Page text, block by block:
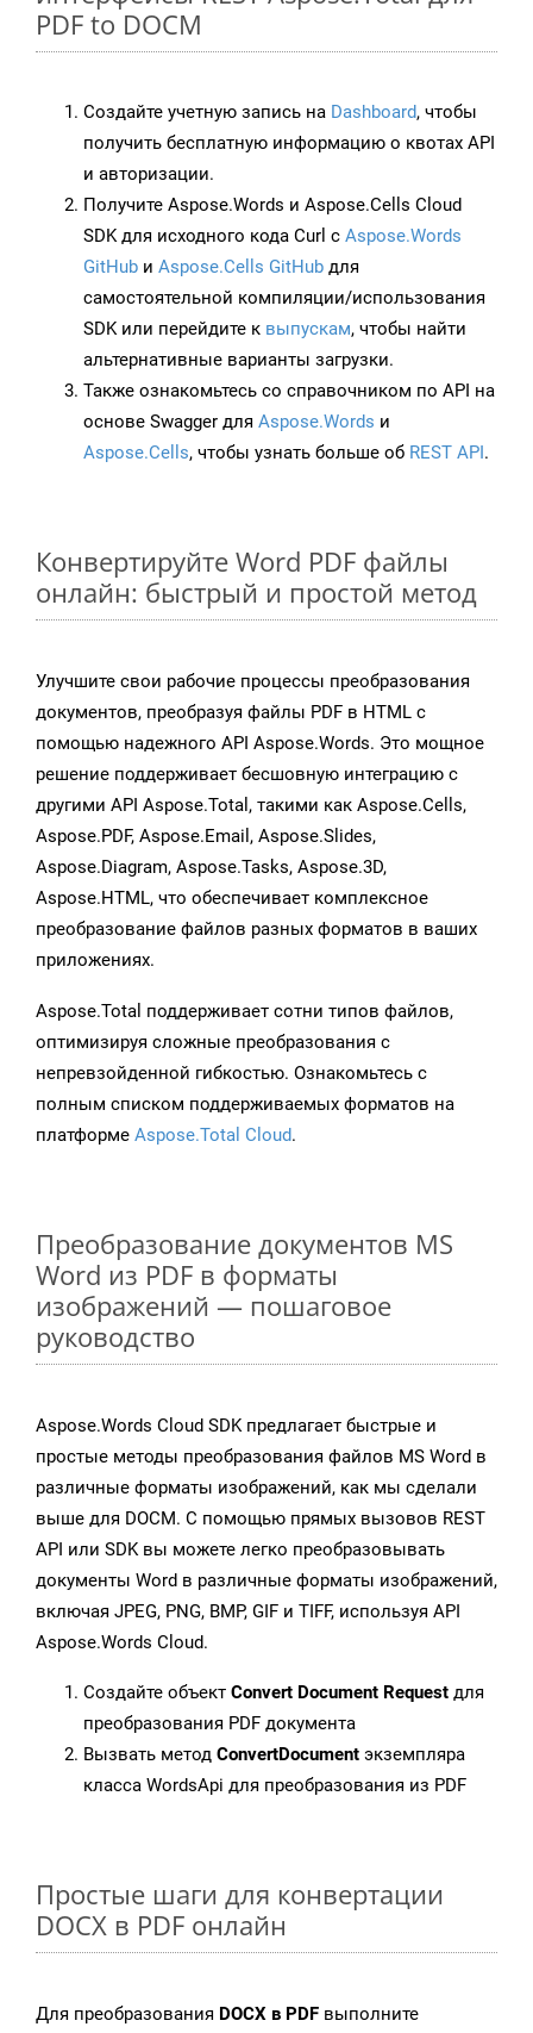
PDF to DOCM
Создайте учетную запись на Dashboard, чтобы
получить бесплатную информацию о квотах API
и авторизации.
Получите Aspose.Words и Aspose.Cells Cloud
SDK для исходного кода Curl с Aspose.Words
GitHub и Aspose.Cells GitHub для
самостоятельной компиляции/использования
SDK или перейдите к выпускам, чтобы найти
альтернативные варианты загрузки.
Также ознакомьтесь со справочником по API на
основе Swagger для Aspose.Words и
Aspose.Cells, чтобы узнать больше об REST API.
Конвертируйте Word PDF файлы
онлайн: быстрый и простой метод
Улучшите свои рабочие процессы преобразования
документов, преобразуя файлы PDF в HTML с
помощью надежного API Aspose.Words. Это мощное
решение поддерживает бесшовную интеграцию с
другими API Aspose.Total, такими как Aspose.Cells,
Aspose.PDF, Aspose.Email, Aspose.Slides,
Aspose.Diagram, Aspose.Tasks, Aspose.3D,
Aspose.HTML, что обеспечивает комплексное
преобразование файлов разных форматов в ваших
приложениях.
Aspose.Total поддерживает сотни типов файлов,
оптимизируя сложные преобразования с
непревзойденной гибкостью. Ознакомьтесь с
полным списком поддерживаемых форматов на
платформе Aspose.Total Cloud.
Преобразование документов MS
Word из PDF в форматы
изображений — пошаговое
руководство
Aspose.Words Cloud SDK предлагает быстрые и
простые методы преобразования файлов MS Word в
различные форматы изображений, как мы сделали
выше для DOCM. С помощью прямых вызовов REST
API или SDK вы можете легко преобразовывать
документы Word в различные форматы изображений,
включая JPEG, PNG, BMP, GIF и TIFF, используя API
Aspose.Words Cloud.
Создайте объект Convert Document Request для
преобразования PDF документа
Вызвать метод ConvertDocument экземпляра
класса WordsApi для преобразования из PDF
Простые шаги для конвертации
DOCX в PDF онлайн
Для преобразования DOCX в PDF выполните